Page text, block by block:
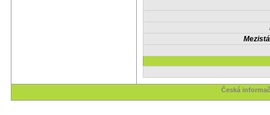
Česká